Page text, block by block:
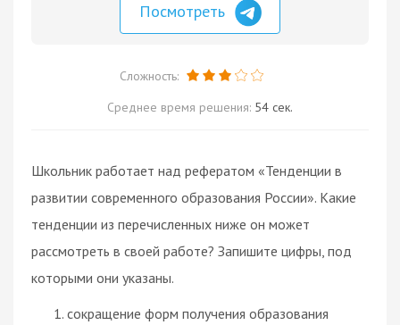
Посмотреть
Сложность:
Среднее время решения: 54 сек.
Школьник работает над рефератом «Тенденции в
развитии современного образования России». Какие
тенденции из перечисленных ниже он может
рассмотреть в своей работе? Запишите цифры, под
которыми они указаны.
сокращение форм получения образования